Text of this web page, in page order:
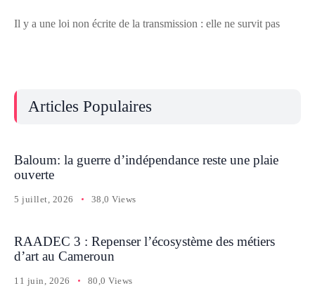
Il y a une loi non écrite de la transmission : elle ne survit pas
Articles Populaires
Baloum: la guerre d’indépendance reste une plaie
ouverte
5 juillet, 2026 38,0 Views
RAADEC 3 : Repenser l’écosystème des métiers
d’art au Cameroun
11 juin, 2026 80,0 Views